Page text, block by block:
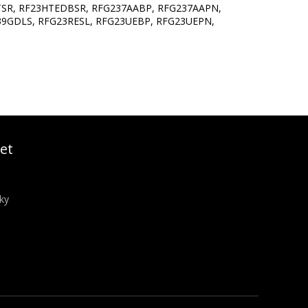
RF23HTEDBSR, RFG237AABP, RFG237AAPN,
RFG23RESL, RFG23UEBP, RFG23UEPN,